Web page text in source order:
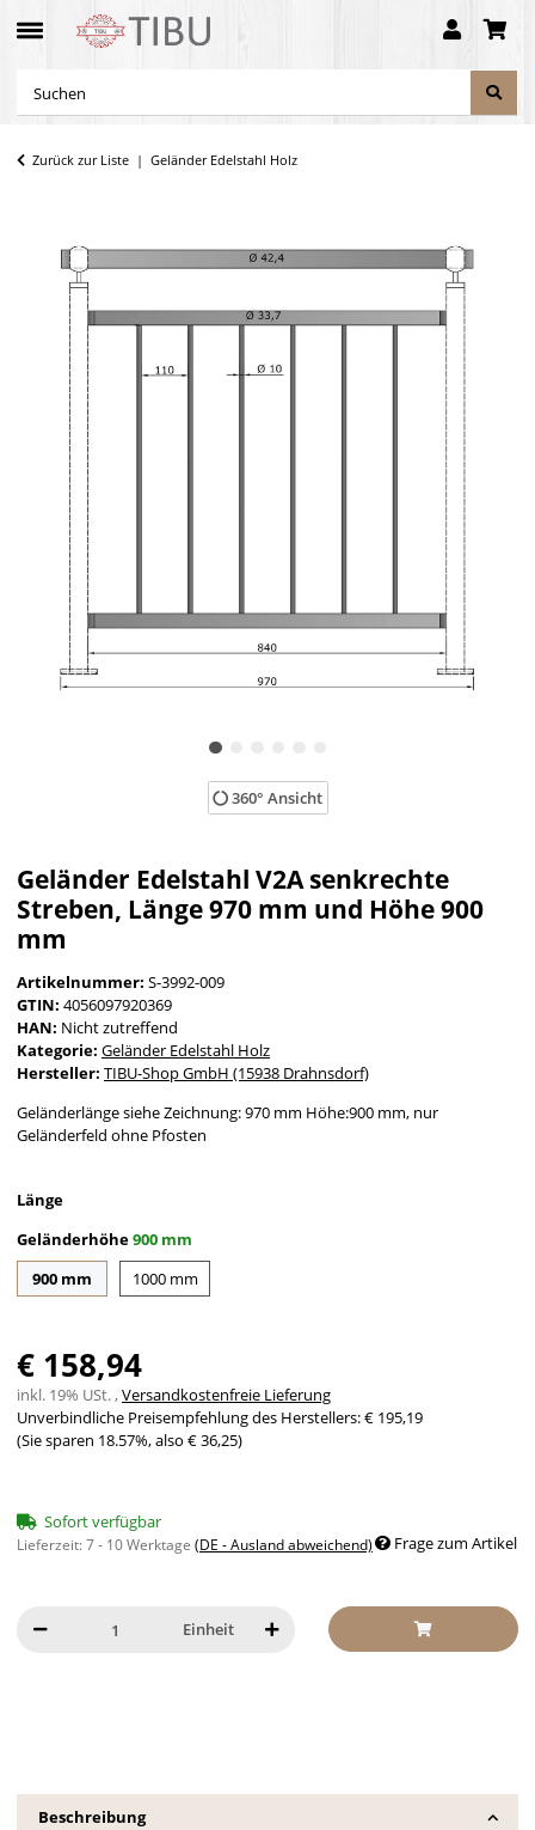
Zurück zur Liste Geländer Edelstahl Holz
360° Ansicht
Geländer Edelstahl V2A senkrechte
Streben, Länge 970 mm und Höhe 900
mm
Artikelnummer: S-3992-009
GTIN: 4056097920369
HAN: Nicht zutreffend
Kategorie: Geländer Edelstahl Holz
Hersteller: TIBU-Shop GmbH (15938 Drahnsdorf)
Geländerlänge siehe Zeichnung: 970 mm Höhe:900 mm, nur
Geländerfeld ohne Pfosten
Länge
Geländerhöhe900 mm
900 mm 900 mm1000 mm1000 mm
€ 158,94
inkl. 19% USt. ,Versandkostenfreie Lieferung
Unverbindliche Preisempfehlung des Herstellers:€ 195,19
(Sie sparen 18.57%, also € 36,25)
Sofort verfügbar
Lieferzeit:7 - 10 Werktage (DE - Ausland abweichend) Frage zum Artikel
Einheit
Beschreibung